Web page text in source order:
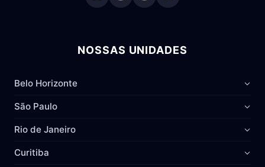
NOSSAS UNIDADES
Belo Horizonte
São Paulo
Rio de Janeiro
Curitiba